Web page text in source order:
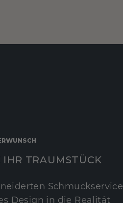
IHR TRAUMSTÜCK
Schmuckservice
Design in die Realität